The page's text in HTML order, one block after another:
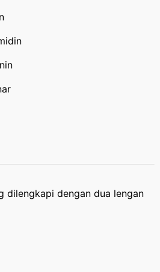
dilengkapi dengan dua lengan